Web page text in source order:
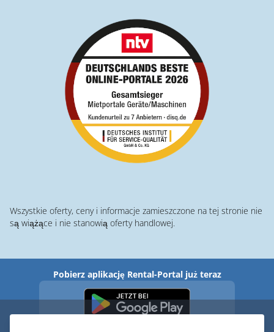
Wszystkie oferty, ceny i informacje zamieszczone na tej stronie nie
są wiążące i nie stanowią oferty handlowej.
Pobierz aplikację Rental-Portal już teraz